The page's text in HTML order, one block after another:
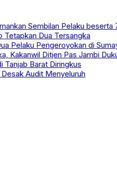
Sembilan Pelaku beserta
Tetapkan Dua Tersangka
Pelaku Pengeroyokan di
Kakanwil Ditjen Pas Jambi
Tanjab Barat Diringkus
Audit Menyeluruh